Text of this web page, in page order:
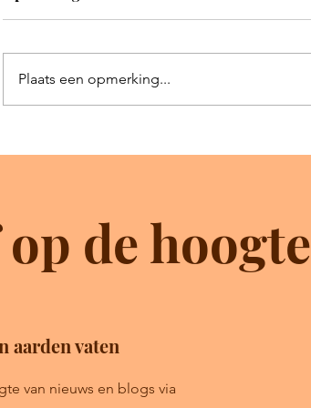
kunstmatige intelligentie
Plaats een opmerking...
de hoogte
aarden vaten
van nieuws en blogs via